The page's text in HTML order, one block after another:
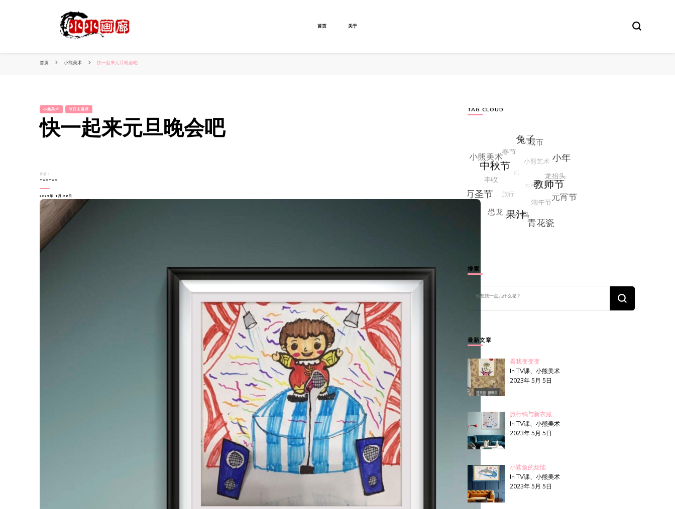
首页 关于
首页 小熊美术 快一起来元旦晚会吧
小熊美术 节日主题课
快一起来元旦晚会吧
作者：
YAOYAO
2023年 1月 28日
TAG CLOUD
搜索
吗?
最新文章
看我变变变
In TV课、小熊美术
2023年 5月 5日
旅行鸭与新衣服
In TV课、小熊美术
2023年 5月 5日
小鲨鱼的烦恼
In TV课、小熊美术
2023年 5月 5日